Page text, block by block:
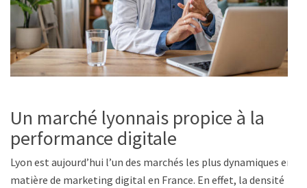
Un marché lyonnais propice à la
performance digitale
Lyon est aujourd’hui l’un des marchés les plus dynamiques en
matière de marketing digital en France. En effet, la densité